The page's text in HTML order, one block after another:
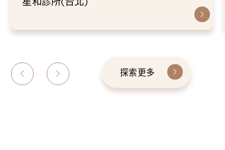
探索更多